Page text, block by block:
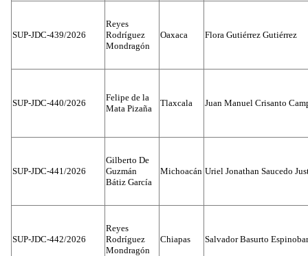
SUP-JDC-439/2026
Reyes
Rodríguez
Mondragón
Oaxaca Flora Gutiérrez Gutiérrez
SUP-JDC-440/2026
Felipe de la
Mata Pizaña
Tlaxcala Juan Manuel Crisanto
SUP-JDC-441/2026
Gilberto De
Guzmán
Bátiz García
Michoacán Uriel Jonathan Saucedo
SUP-JDC-442/2026
Reyes
Rodríguez
Mondragón
Chiapas Salvador Basurto